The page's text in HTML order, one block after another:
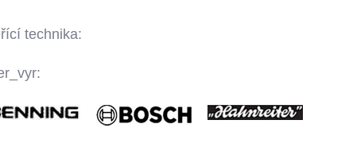
technika: